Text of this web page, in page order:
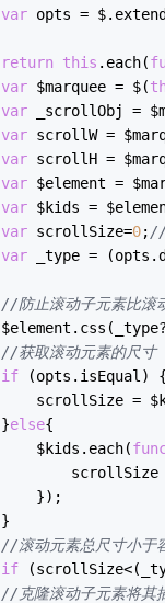
var opts =
return this .each(
var $marquee = $(
var _scrollObj =
var scrollW =
var scrollH =
var $element =
var $kids =
var scrollSize=0;//
var _type =
//防止滚动子元素比滚
			$element.css(_type?
//获取滚动元素的尺寸
if (opts.isEqual) {
scrollSize =
			}
else{
				$kids.each(
				});
			}
//滚动元素总尺寸小于
if
//克隆滚动子元素将其